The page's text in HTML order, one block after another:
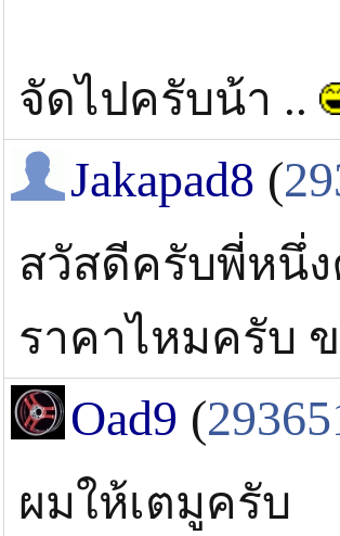
จัดไปครับน้า ..
Jakapad8 (
สวัสดีครับพี่หนึ่
ราคาไหมครับ
Oad9 (
ผมให้เตมูครับ